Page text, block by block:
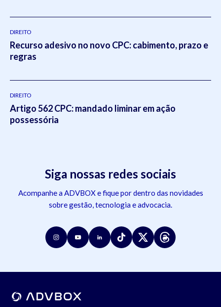
DIREITO
Recurso adesivo no novo CPC: cabimento, prazo e
regras
DIREITO
Artigo 562 CPC: mandado liminar em ação
possessória
Siga nossas redes sociais
Acompanhe a ADVBOX e fique por dentro das novidades
sobre gestão, tecnologia e advocacia.